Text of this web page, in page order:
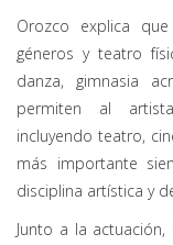
Orozco explica
géneros y teatro
danza, gimnasia
permiten al
incluyendo teatro,
más importante
disciplina artística y
Junto a la